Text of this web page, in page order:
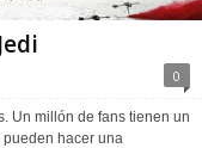
0
Un millón de fans tienen un
hacer una